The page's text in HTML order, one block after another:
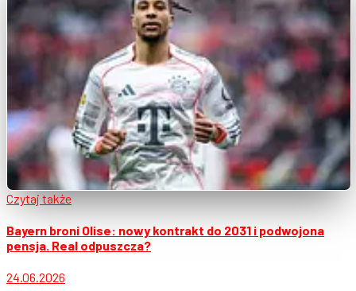
Czytaj także
Bayern broni Olise: nowy kontrakt do 2031 i podwojona
pensja. Real odpuszcza?
24.06.2026